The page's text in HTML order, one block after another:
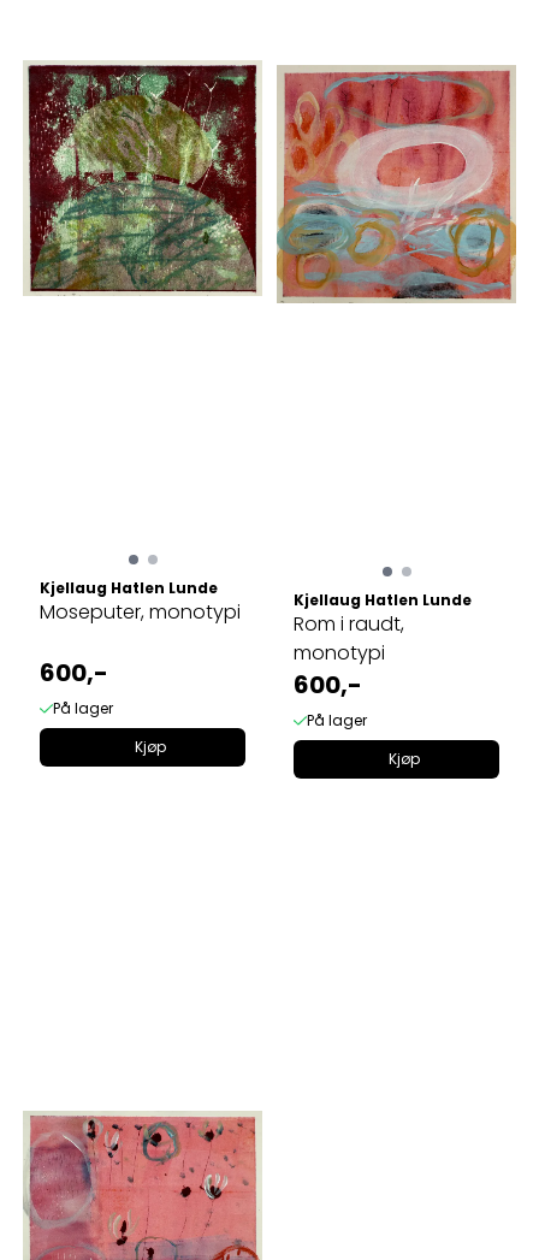
Kjellaug Hatlen Lunde
Moseputer, monotypi
600,-
På lager
Kjøp
Kjellaug Hatlen Lunde
Rom i raudt,
monotypi
600,-
På lager
Kjøp